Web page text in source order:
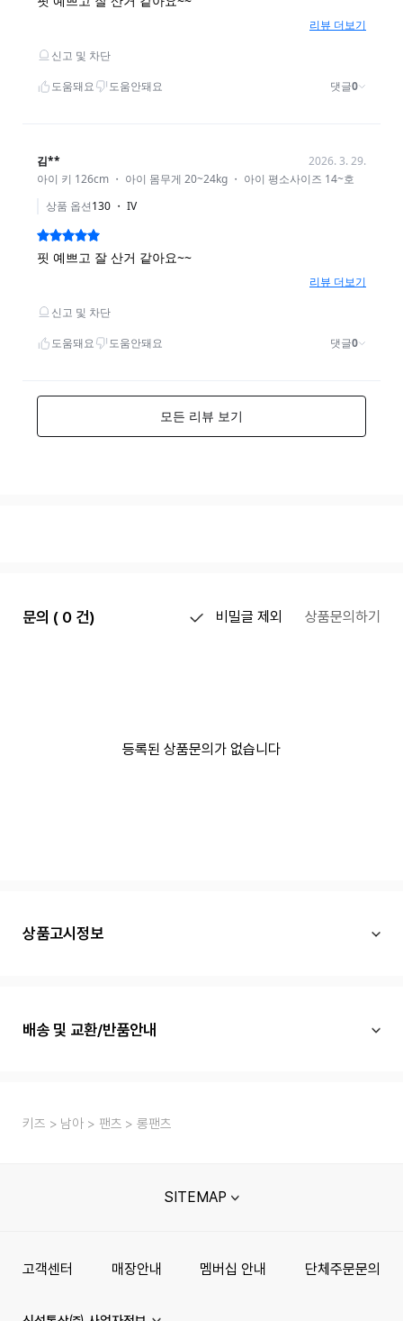
문의 ( 0 건) 비밀글 제외 상품문의하기
등록된 상품문의가 없습니다
상품고시정보
배송 및 교환/반품안내
키즈 남아 팬츠 롱팬츠
SITEMAP
고객센터 매장안내 멤버십 안내 단체주문문의